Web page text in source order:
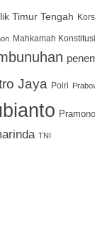
Timur Tengah
Mahkamah Konstitusi
Jaya
Polri
TNI